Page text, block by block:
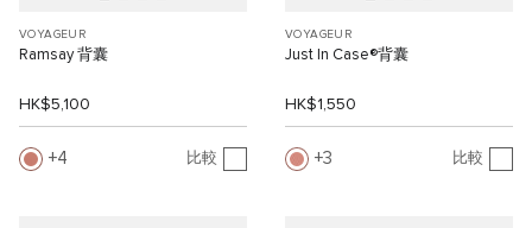
VOYAGEUR
Ramsay 背囊
HK$5,100
4 比較
VOYAGEUR
Just In Case®背囊
HK$1,550
3 比較